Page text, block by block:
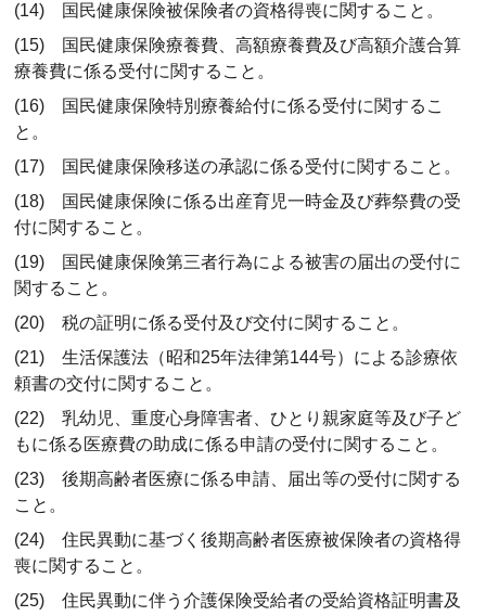
(14) 国民健康保険被保険者の資格得喪に関すること。
(15) 国民健康保険療養費、高額療養費及び高額介護合算
療養費に係る受付に関すること。
(16) 国民健康保険特別療養給付に係る受付に関するこ
と。
(17) 国民健康保険移送の承認に係る受付に関すること。
(18) 国民健康保険に係る出産育児一時金及び葬祭費の受
付に関すること。
(19) 国民健康保険第三者行為による被害の届出の受付に
関すること。
(20) 税の証明に係る受付及び交付に関すること。
(21) 生活保護法（昭和25年法律第144号）による診療依
頼書の交付に関すること。
(22) 乳幼児、重度心身障害者、ひとり親家庭等及び子ど
もに係る医療費の助成に係る申請の受付に関すること。
(23) 後期高齢者医療に係る申請、届出等の受付に関する
こと。
(24) 住民異動に基づく後期高齢者医療被保険者の資格得
喪に関すること。
(25) 住民異動に伴う介護保険受給者の受給資格証明書及